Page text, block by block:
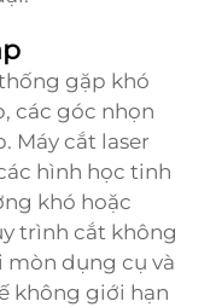
gặp khó
các góc nhọn
Máy cắt laser
hình học tinh
khó hoặc
trình cắt không
mòn dụng cụ và
không giới hạn